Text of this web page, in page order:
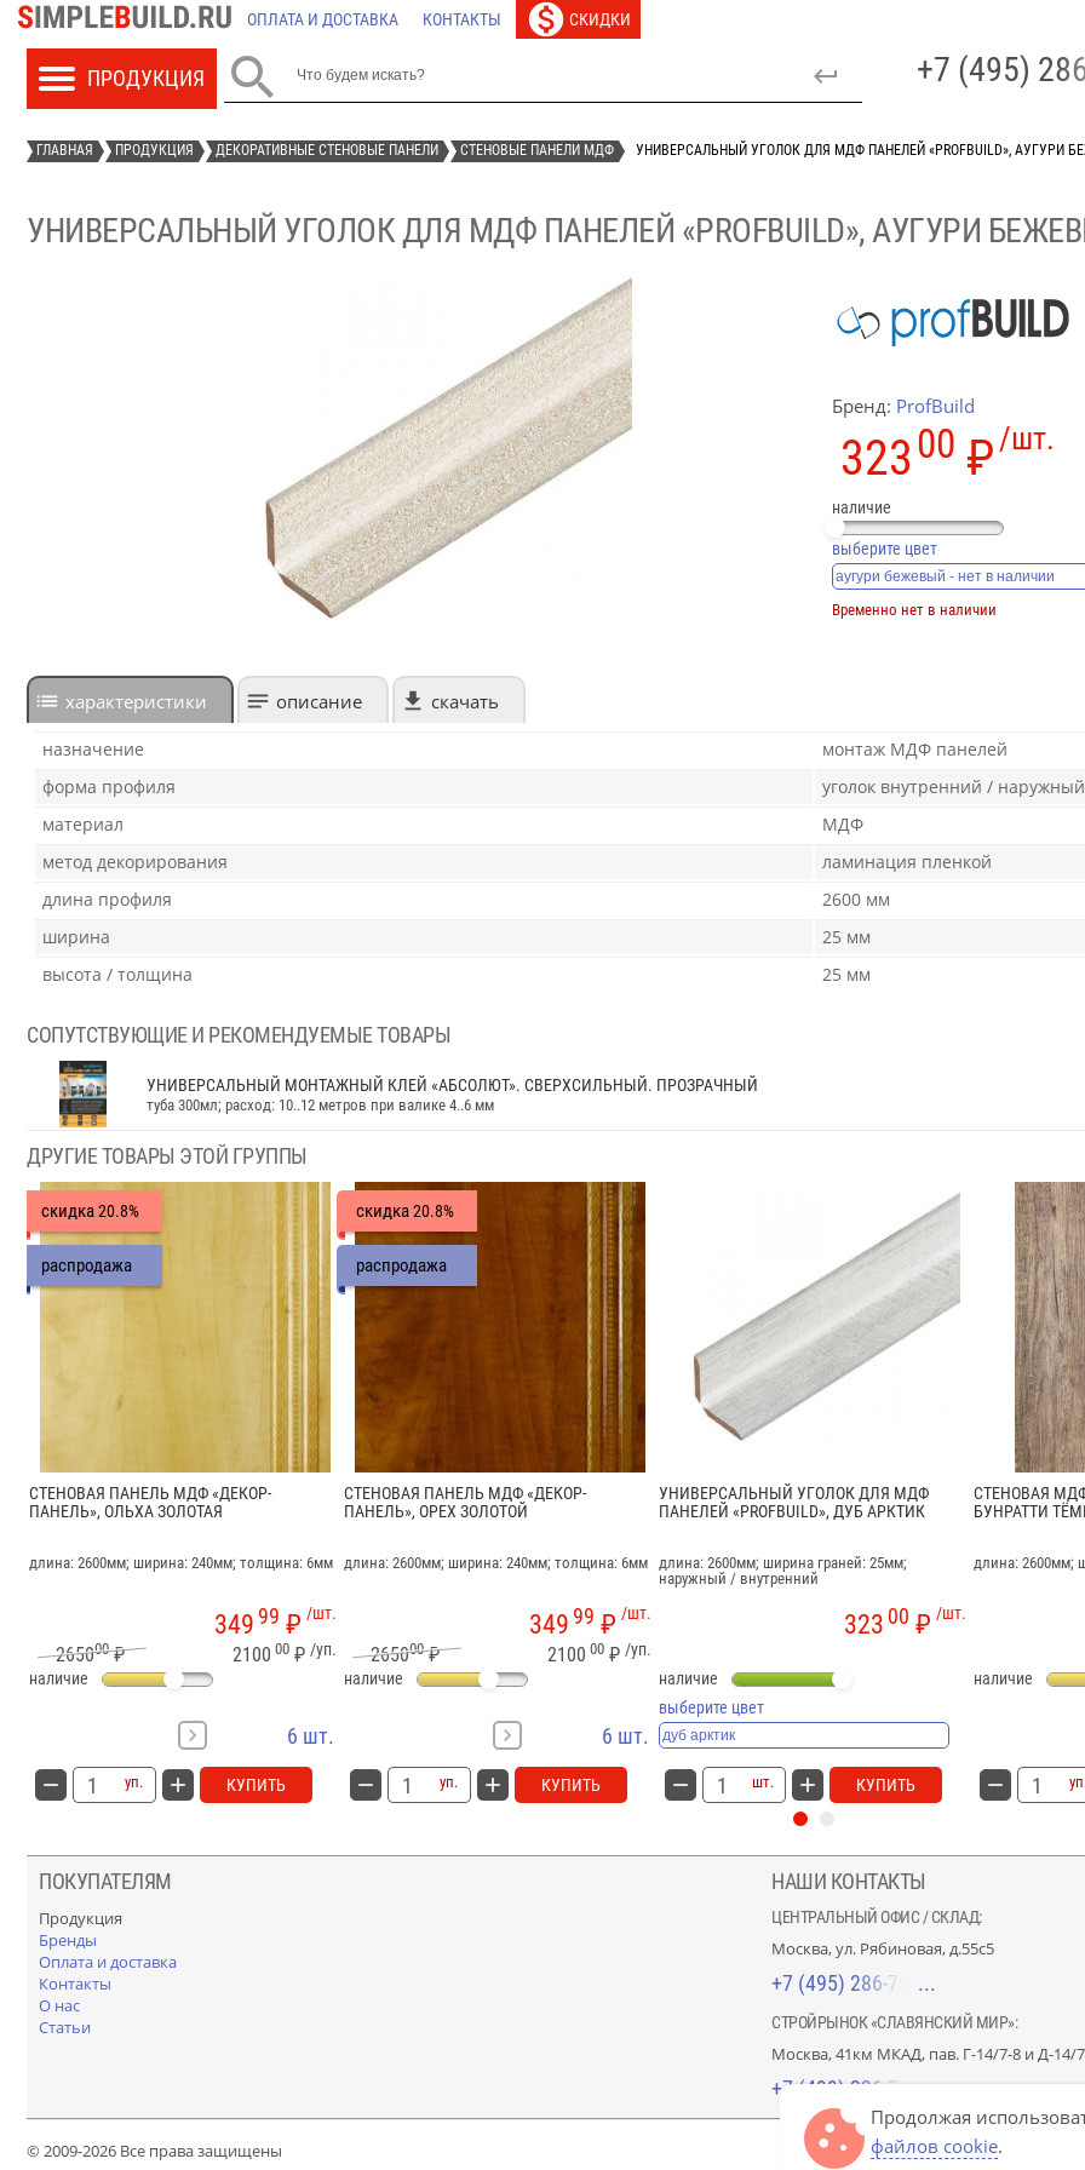
ОПЛАТА И ДОСТАВКА КОНТАКТЫ СКИДКИ
 +7 (495)
ГЛАВНАЯ ПРОДУКЦИЯ ДЕКОРАТИВНЫЕ СТЕНОВЫЕ ПАНЕЛИ СТЕНОВЫЕ ПАНЕЛИ МДФ УНИВЕРСАЛЬНЫЙ УГОЛОК ДЛЯ МДФ ПАНЕЛЕЙ «PROFBUILD», АУГУРИ
УНИВЕРСАЛЬНЫЙ УГОЛОК ДЛЯ МДФ ПАНЕЛЕЙ «PROFBUILD», АУГУРИ
Бренд: ProfBuild
/шт.
32300 ₽
наличие
выберите цвет
Временно нет в наличии
характеристики описание скачать
назначение
монтаж МДФ панелей
форма профиля
уголок внутренний / наружный
материал
МДФ
метод декорирования
ламинация пленкой
длина профиля
2600 мм
ширина
25 мм
высота / толщина
25 мм
СОПУТСТВУЮЩИЕ И РЕКОМЕНДУЕМЫЕ ТОВАРЫ
УНИВЕРСАЛЬНЫЙ МОНТАЖНЫЙ КЛЕЙ «АБСОЛЮТ». СВЕРХСИЛЬНЫЙ. ПРОЗРАЧНЫЙ
туба 300мл; расход: 10..12 метров при валике 4..6 мм
ДРУГИЕ ТОВАРЫ ЭТОЙ ГРУППЫ
скидка20.8%
распродажа
СТЕНОВАЯ ПАНЕЛЬ МДФ «ДЕКОР-
ПАНЕЛЬ», ОЛЬХА ЗОЛОТАЯ
длина: 2600мм; ширина: 240мм; толщина: 6мм
/шт.
349 99 ₽
265000₽ /уп.
2100 00 ₽
наличие
6 шт.
уп. КУПИТЬ
скидка20.8%
распродажа
СТЕНОВАЯ ПАНЕЛЬ МДФ «ДЕКОР-
ПАНЕЛЬ», ОРЕХ ЗОЛОТОЙ
длина: 2600мм; ширина: 240мм; толщина: 6мм
/шт.
349 99 ₽
265000₽ /уп.
2100 00 ₽
наличие
6 шт.
уп. КУПИТЬ
УНИВЕРСАЛЬНЫЙ УГОЛОК ДЛЯ МДФ
ПАНЕЛЕЙ «PROFBUILD», ДУБ АРКТИК
длина: 2600мм; ширина граней: 25мм;
наружный / внутренний
/шт.
323 00 ₽
наличие
выберите цвет
шт. КУПИТЬ
СТЕНОВАЯ МДФ
БУНРАТТИ
длина: 2600мм;
наличие
ПОКУПАТЕЛЯМ
Продукция
Бренды
Оплата и доставка
Контакты
О нас
Статьи
НАШИ КОНТАКТЫ
ЦЕНТРАЛЬНЫЙ ОФИС / СКЛАД:
Москва, ул. Рябиновая, д.55с5
+7 (495) 286-70-40
СТРОЙРЫНОК «СЛАВЯНСКИЙ МИР»:
Москва, 41км МКАД, пав. Г-14/7-8 и Д-14/
+7 (499) 226-74-18
© 2009-2026 Все права защищены
Продолжая
файлов cookie.